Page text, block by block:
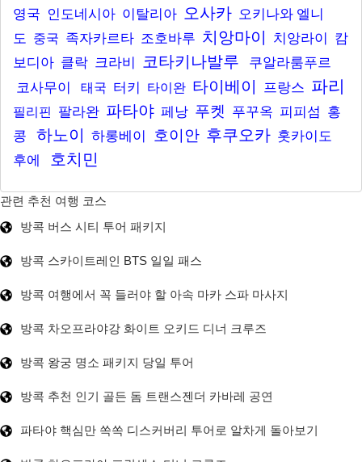
영국 인도네시아 이탈리아 오사카 오키나와 엘니
도 중국 족자카르타 조호바루 치앙마이 치앙라이 캄
보디아 클락 크라비 코타키나발루
쿠알라룸푸르
코사무이
태국 터키 타이완 타이베이 프랑스 파리
필리핀 팔라완 파타야 페낭 푸켓 푸꾸옥 피피섬 홍
콩
하노이 하롱베이 호이안 후쿠오카 홋카이도
후에
호치민
관련 추천 여행 코스
방콕 버스 시티 투어 패키지
방콕 스카이트레인 BTS 일일 패스
방콕 여행에서 꼭 들러야 할 아속 마카 스파 마사지
방콕 차오프라야강 화이트 오키드 디너 크루즈
방콕 왕궁 명소 패키지 당일 투어
방콕 추천 인기 골든 돔 트랜스젠더 카바레 공연
파타야 핵심만 쏙쏙 디스커버리 투어로 알차게 돌아보기